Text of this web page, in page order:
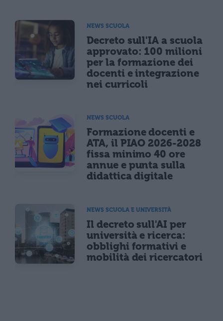
NEWS SCUOLA
Decreto sull'IA a scuola
approvato: 100 milioni
per la formazione dei
docenti e integrazione
nei curricoli
NEWS SCUOLA
Formazione docenti e
ATA, il PIAO 2026-2028
fissa minimo 40 ore
annue e punta sulla
didattica digitale
NEWS SCUOLA E UNIVERSITÀ
Il decreto sull'AI per
università e ricerca:
obblighi formativi e
mobilità dei ricercatori